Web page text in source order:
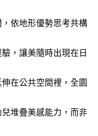
依地形優勢思考共構
，讓美隨時出現在日
在公共空間裡，全園
堆疊美感能力，而非